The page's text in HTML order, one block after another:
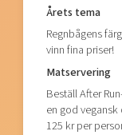
Årets tema
Regnbågens
vinn fina priser!
Matservering
Beställ After
en god
125 kr per